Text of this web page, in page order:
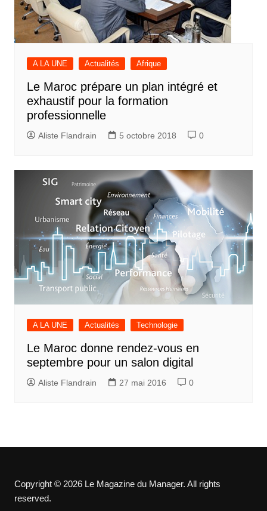
A LA UNE Actualités Afrique
Le Maroc prépare un plan intégré et
exhaustif pour la formation
professionnelle
Aliste Flandrain 5 octobre 2018 0
A LA UNE Actualités Technologie
Le Maroc donne rendez-vous en
septembre pour un salon digital
Aliste Flandrain 27 mai 2016 0
Copyright © 2026 Le Magazine du Manager. All rights
reserved.